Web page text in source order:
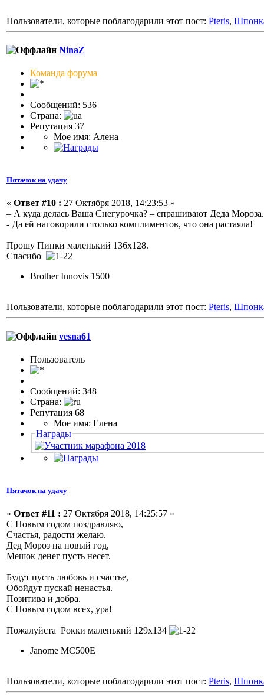
Пользователи, которые поблагодарили этот пост: Pteris,
NinaZ
Команда форума
Сообщений: 536
Страна:
Репутация 37
Мое имя: Алена
Пятачок на удачу
« Ответ #10 : 27 Октября 2018, 14:23:53 »
– А куда делась Ваша Снегурочка? – спрашивают Деда Мороза.
- Да ей наговорили столько комплиментов, что она растаяла!
Прошу Пинки маленький 136х128.
Спасибо
Brother Innovis 1500
Пользователи, которые поблагодарили этот пост: Pteris,
vesna61
Пользовaтeль
Сообщений: 348
Страна:
Репутация 68
Мое имя: Елена
Награды
Пятачок на удачу
« Ответ #11 : 27 Октября 2018, 14:25:57 »
С Новым годом поздравляю,
Счастья, радости желаю.
Дед Мороз на новый год,
Мешок денег пусть несет.
Будут пусть любовь и счастье,
Обойдут пускай ненастья.
Позитива и добра.
С Новым годом всех, ура!
Пожалуйста Рокки маленький 129х134
Janome MC500E
Пользователи, которые поблагодарили этот пост: Pteris,